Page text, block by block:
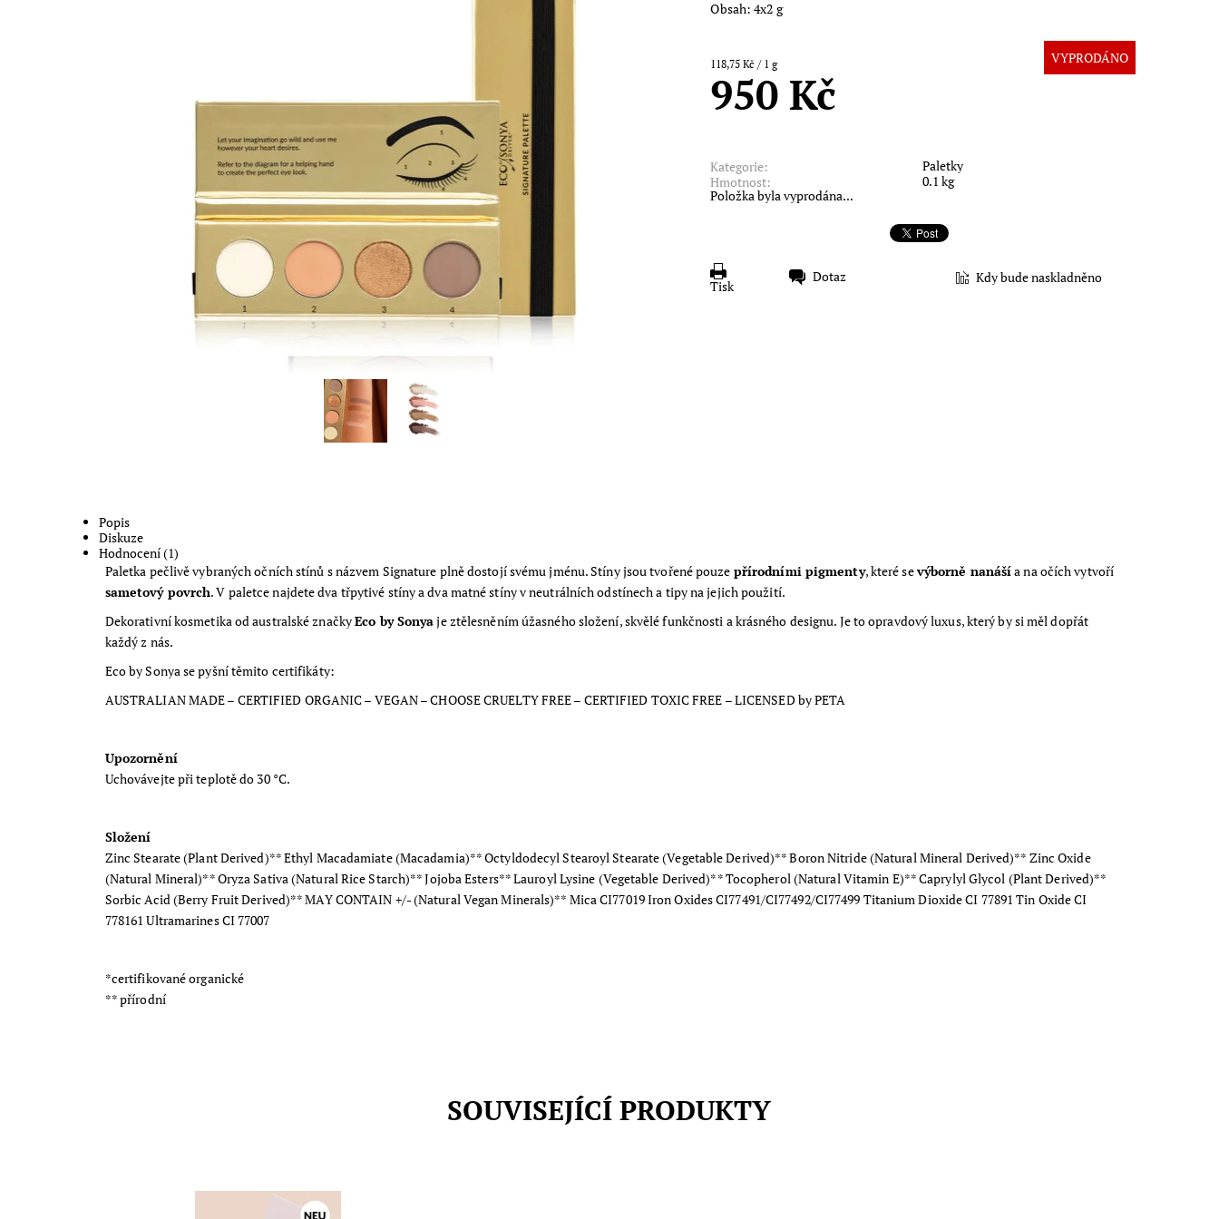
Obsah: 4x2 g
118,75 Kč / 1 g VYPRODÁNO
950 Kč
Kategorie:
Paletky
Hmotnost:
0.1 kg
Položka byla vyprodána...
Tisk
Dotaz Kdy bude naskladněno
Popis
Diskuze
Hodnocení (1)
Paletka pečlivě vybraných očních stínů s názvem Signature plně dostojí svému jménu. Stíny jsou tvořené pouze přírodními pigmenty, které sevýborně nanášía na očích vytvoří
sametový povrch. V paletce najdete dva třpytivé stíny a dva matné stíny v neutrálních odstínech a tipy na jejich použití.
Dekorativní kosmetika od australské značkyEco by Sonyaje ztělesněním úžasného složení, skvělé funkčnosti a krásného designu. Je to opravdový luxus, který by si měl dopřát
každý z nás.
Eco by Sonya se pyšní těmito certifikáty:
AUSTRALIAN MADE – CERTIFIED ORGANIC – VEGAN – CHOOSE CRUELTY FREE – CERTIFIED TOXIC FREE – LICENSED by PETA
Upozornění
Uchovávejte při teplotě do 30 °C.
Složení
Zinc Stearate (Plant Derived)** Ethyl Macadamiate (Macadamia)** Octyldodecyl Stearoyl Stearate (Vegetable Derived)** Boron Nitride (Natural Mineral Derived)** Zinc Oxide
(Natural Mineral)** Oryza Sativa (Natural Rice Starch)** Jojoba Esters** Lauroyl Lysine (Vegetable Derived)** Tocopherol (Natural Vitamin E)** Caprylyl Glycol (Plant Derived)**
Sorbic Acid (Berry Fruit Derived)** MAY CONTAIN +/- (Natural Vegan Minerals)** Mica CI77019 Iron Oxides CI77491/CI77492/CI77499 Titanium Dioxide CI 77891 Tin Oxide CI
778161 Ultramarines CI 77007
*certifikované organické
** přírodní
SOUVISEJÍCÍ PRODUKTY